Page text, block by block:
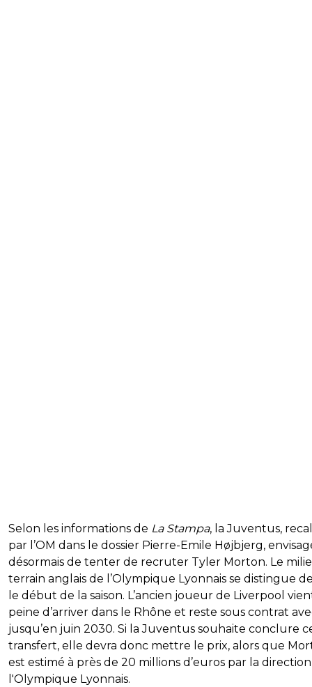
Selon les informations de La Stampa, la Juventus,
par l’OM dans le dossier Pierre-Emile Højbjerg,
désormais de tenter de recruter Tyler Morton. Le
terrain anglais de l’Olympique Lyonnais se distingue
le début de la saison. L’ancien joueur de Liverpool
peine d’arriver dans le Rhône et reste sous contrat
jusqu’en juin 2030. Si la Juventus souhaite conclure
transfert, elle devra donc mettre le prix, alors que
est estimé à près de 20 millions d’euros par la
l'Olympique Lyonnais.